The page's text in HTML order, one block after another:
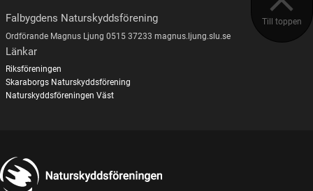
Till toppen
Falbygdens Naturskyddsförening
Ordförande Magnus Ljung 0515 37233 magnus.ljung.slu.se
Länkar
Riksföreningen
Skaraborgs Naturskyddsförening
Naturskyddsföreningen Väst